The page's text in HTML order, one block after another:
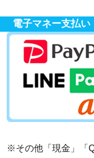
電子マネー支払い
※その他「現金」「